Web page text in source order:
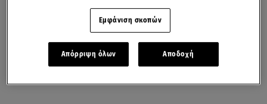
Εμφάνιση σκοπών
Απόρριψη όλων Αποδοχή